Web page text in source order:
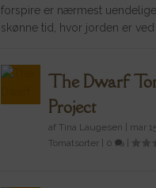
forspire er nærmest
skønne tid, hvor jorden er
The Dwarf
Project
af Tina Laugesen
mar
Tomatsorter| 0